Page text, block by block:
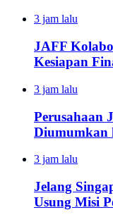
3 jam lalu
JAFF
Kesiapan
3 jam lalu
Perusahaan
Diumumkan
3 jam lalu
Jelang
Usung Misi